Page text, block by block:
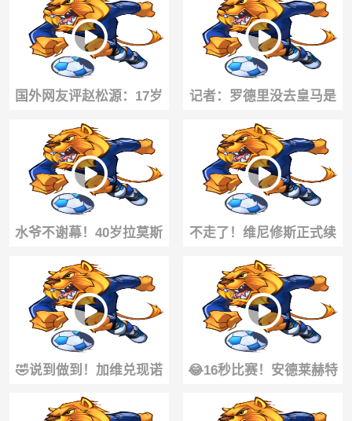
骂：你是真的蠢
国外网友评赵松源：17岁
已经6英尺4英寸，他就是
中国版哈兰德
记者：罗德里没去皇马是
一种罪过🧐，去死敌巴萨
我无法理解
水爷不谢幕！40岁拉莫斯
坚持训练，仍渴望继续征
战赛场！
不走了！维尼修斯正式续
约皇马至2032年！终结全
部离队流言！
🤣说到做到！加维兑现诺
言，直接把头发染成吸睛
😂16秒比赛！安德莱赫特
开场16秒破门！最终1-0带